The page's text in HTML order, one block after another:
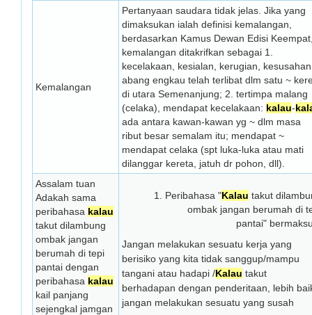
Kemalangan
Pertanyaan saudara tidak jelas. Jika yang
dimaksukan ialah definisi kemalangan,
berdasarkan Kamus Dewan Edisi
kemalangan ditakrifkan sebagai 1.
kecelakaan, kesialan, kerugi­an,
abang engkau telah terlibat dlm satu ~
di utara Semenanjung; 2. ter­timpa malang
(celaka), mendapat kecelakaan: kalau-
ada antara kawan-kawan yg ~ dlm masa
ribut besar semalam itu; mendapat ~
mendapat celaka (spt luka-luka atau mati
dilanggar kereta, jatuh dr pohon, dll).
Assalam tuan
Adakah sama
peribahasa kalau
takut dilambung
ombak jangan
berumah di tepi
pantai dengan
peribahasa kalau
kail panjang
sejengkal jamgan
1. Peribahasa "Kalau takut
ombak jangan berumah di
pantai"
Jangan melakukan sesuatu kerja yang
berisiko yang kita tidak sanggup/mampu
tangani atau hadapi /Kalau takut
berhadapan dengan penderitaan, lebih
jangan melakukan sesuatu yang susah